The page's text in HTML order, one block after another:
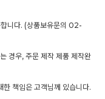
니다. (상품보유문의 02-
경우, 주문 제작 제품 제작완
한 책임은 고객님께 있습니다.